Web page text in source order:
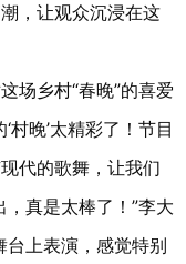
，让观众沉浸在这
场乡村“春晚”的喜爱
村晚’太精彩了！节目
代的歌舞，让我们
，真是太棒了！”李大
台上表演，感觉特别